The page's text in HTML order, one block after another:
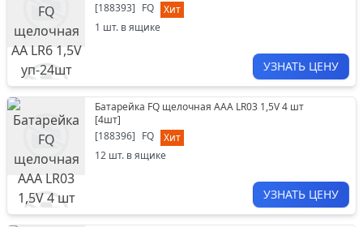
[188393] FQ
Хит
1 шт. в ящике
УЗНАТЬ ЦЕНУ
Батарейка FQ щелочная ААА LR03 1,5V 4 шт
[4шт]
[188396] FQ
Хит
12 шт. в ящике
УЗНАТЬ ЦЕНУ